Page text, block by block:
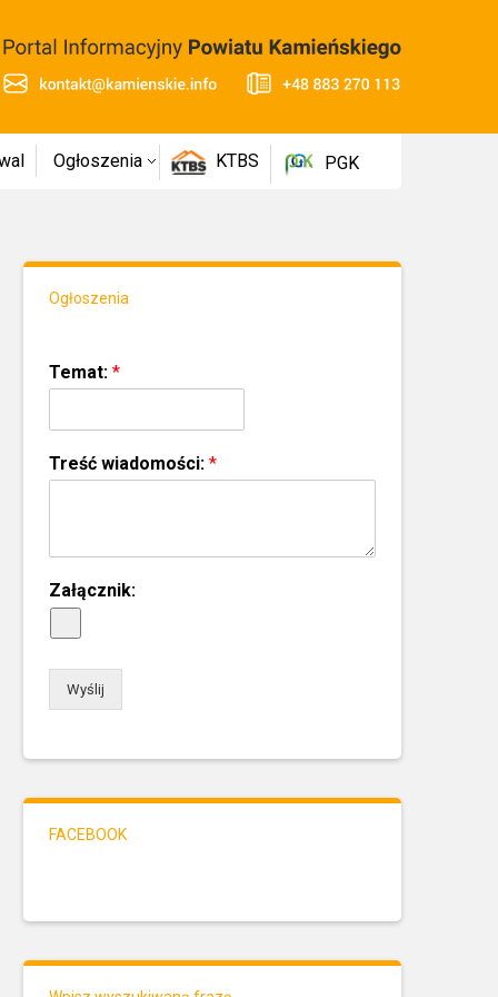
Ogłoszenia KTBS PGK
Ogłoszenia
Temat: *
Treść wiadomości: *
Załącznik:
Wyślij
FACEBOOK